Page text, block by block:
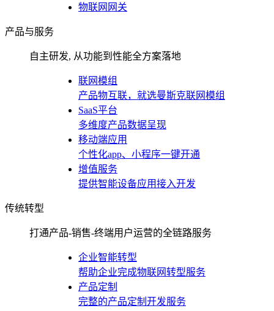
物联网网关
产品与服务
自主研发, 从功能到性能全方案落地
联网模组
产品物互联，就选曼斯克联网模组
SaaS平台
多维度产品数据呈现
移动端应用
个性化app、小程序一键开通
增值服务
提供智能设备应用接入开发
传统转型
打通产品-销售-终端用户运营的全链路服务
企业智能转型
帮助企业完成物联网转型服务
产品定制
完整的产品定制开发服务